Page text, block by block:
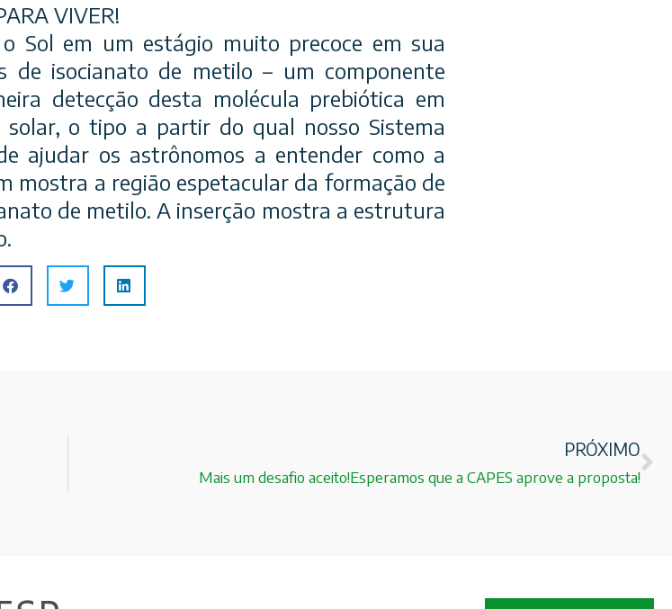
VIVER!
Sol em um estágio muito precoce em sua
de isocianato de metilo – um componente
detecção desta molécula prebiótica em
o tipo a partir do qual nosso Sistema
ajudar os astrônomos a entender como a
mostra a região espetacular da formação de
de metilo. A inserção mostra a estrutura
PRÓXIMO
Mais um desafio aceito!Esperamos que a CAPES aprove a proposta!